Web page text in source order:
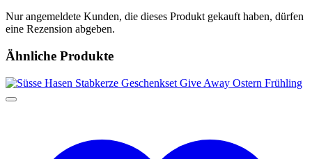
Nur angemeldete Kunden, die dieses Produkt gekauft haben, dürfen
eine Rezension abgeben.
Ähnliche Produkte